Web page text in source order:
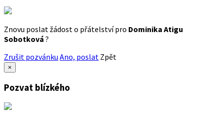
Znovu poslat žádost o přátelství pro Dominika Atigu
Sobotková ?
Zrušit pozvánku Ano, poslat Zpět
×
Pozvat blízkého